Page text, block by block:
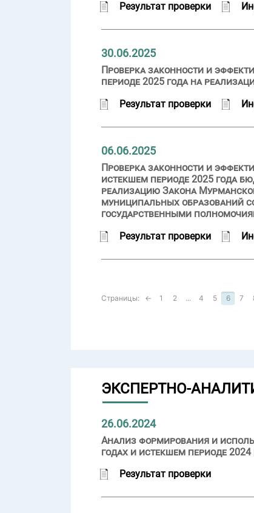
Результат проверки
30.06.2025
Проверка законности и
периоде 2025 года на
Результат проверки
06.06.2025
Проверка законности и
истекшем периоде 2025 года
реализацию Закона
муниципальных образований
государственными
Результат проверки
Страницы: ← 1 2 ... 4 5 6 7
ЭКСПЕРТНО-
26.06.2024
Анализ формирования и
годах и истекшем периоде 2024
Результат проверки